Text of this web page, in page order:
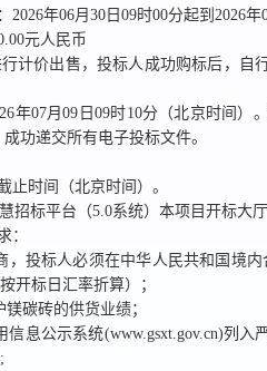
2026年06月30日09时00分起到 2026年
元人民币
计价出售， 投标人 成功购标后 ，自
年07月09日09时10分 （北京时间）
成功递交所有电子投标文件。
止时间
（北京时间）。
招标平台（5.0系统）本项目开标大厅
：
，投标人必须在中华人民共和国境
开标日汇率折算）；
镁碳砖的供货业绩；
信息公示系统(www.gsxt.gov.cn)列